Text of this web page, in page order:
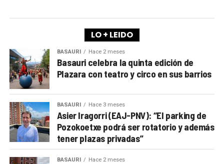
LO + LEIDO
BASAURI Hace 2 meses
Basauri celebra la quinta edición de
Plazara con teatro y circo en sus barrios
BASAURI Hace 3 meses
Asier Iragorri (EAJ-PNV): “El parking de
Pozokoetxe podrá ser rotatorio y además
tener plazas privadas”
BASAURI Hace 2 meses